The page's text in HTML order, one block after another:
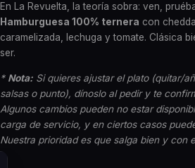
En La Revuelta, la teoría sobra: ven,
Hamburguesa 100% ternera con
caramelizada, lechuga y tomate. Clásica
ser.
* Nota: Si quieres ajustar el plato (quitar/
salsas o punto), dínoslo al pedir y te
Algunos cambios pueden no estar
carga de servicio, y en ciertos casos
Nuestra prioridad es que salga bien y con